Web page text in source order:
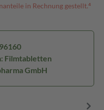
in Rechnung gestellt.⁴
Filmtabletten
GmbH